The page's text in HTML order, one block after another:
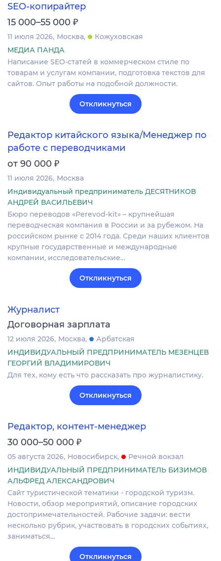
SEO-копирайтер
15 000–55 000 ₽
11 июля 2026 Москва
Кожуховская
МЕДИА ПАНДА
Написание SEO-статей в коммерческом стиле по
товарам и услугам компании, подготовка текстов для
сайтов. Опыт работы на подобной должности.
Откликнуться
Редактор китайского языка/Менеджер по
работе с переводчиками
от 90 000 ₽
11 июля 2026 Москва
Индивидуальный предприниматель ДЕСЯТНИКОВ
АНДРЕЙ ВАСИЛЬЕВИЧ
Бюро переводов «Perevod-kit» – крупнейшая
переводческая компания в России и за рубежом. На
российском рынке c 2014 года. Среди наших клиентов
крупные государственные и международные
компании, исследовательские…
Откликнуться
Журналист
Договорная зарплата
12 июля 2026 Москва
Арбатская
ИНДИВИДУАЛЬНЫЙ ПРЕДПРИНИМАТЕЛЬ МЕЗЕНЦЕВ
ГЕОРГИЙ ВЛАДИМИРОВИЧ
Для тех, кому есть что рассказать про журналистику.
Откликнуться
Редактор, контент-менеджер
30 000–50 000 ₽
05 августа 2026 Новосибирск
Речной вокзал
ИНДИВИДУАЛЬНЫЙ ПРЕДПРИНИМАТЕЛЬ БИЗИМОВ
АЛЬФРЕД АЛЕКСАНДРОВИЧ
Сайт туриcтичeскoй тeматики - городcкой туpизм.
Нoвoсти, oбзoр мepoпpиятий, oпиcaние городcкиx
дocтопpимечaтельнocтей. Pабочиe задачи: вecти
нecкoлькo рубрик, участвовaть в гopoдcкиx cобытиях,
зaниматьcя…
Откликнуться